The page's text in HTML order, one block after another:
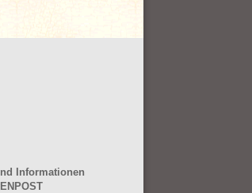
Informationen